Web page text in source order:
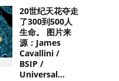
20世纪天花夺走
了300到500人
生命。 图片来
源：James
Cavallini /
BSIP /
Universal...